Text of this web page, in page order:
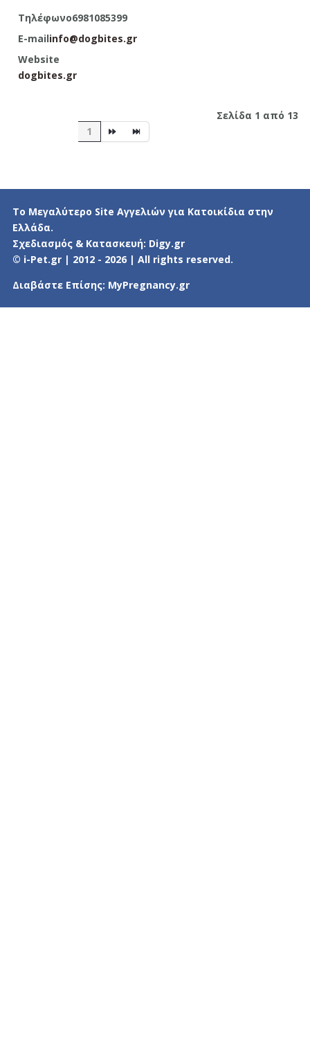
Τηλέφωνο6981085399
E-mailinfo@dogbites.gr
Website
dogbites.gr
Σελίδα 1 από 13
1
Το Μεγαλύτερο Site Αγγελιών για Κατοικίδια στην
Ελλάδα.
Σχεδιασμός & Κατασκευή: Digy.gr
© i-Pet.gr | 2012 - 2026 | All rights reserved.
Διαβάστε Επίσης: MyPregnancy.gr